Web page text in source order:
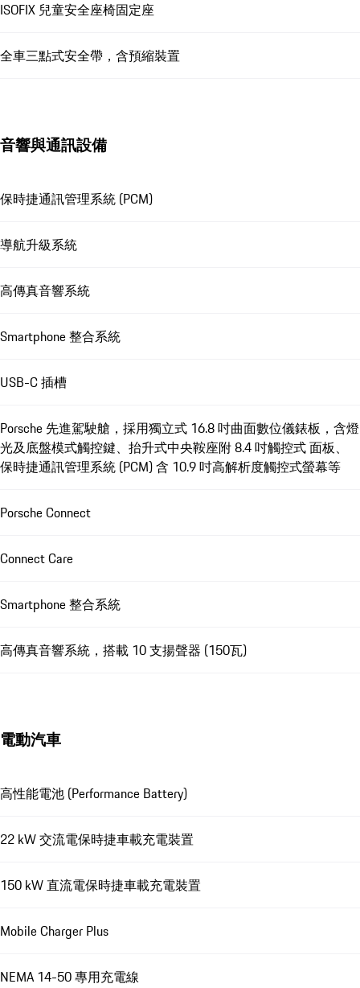
ISOFIX 兒童安全座椅固定座
全車三點式安全帶，含預縮裝置
音響與通訊設備
保時捷通訊管理系統 (PCM)
導航升級系統
高傳真音響系統
Smartphone 整合系統
USB-C 插槽
Porsche 先進駕駛艙，採用獨立式 16.8 吋曲面數位儀錶板，含燈
光及底盤模式觸控鍵、抬升式中央鞍座附 8.4 吋觸控式 面板、
保時捷通訊管理系統 (PCM) 含 10.9 吋高解析度觸控式螢幕等
Porsche Connect
Connect Care
Smartphone 整合系統
高傳真音響系統，搭載 10 支揚聲器 (150瓦)
電動汽車
高性能電池 (Performance Battery)
22 kW 交流電保時捷車載充電裝置
150 kW 直流電保時捷車載充電裝置
Mobile Charger Plus
NEMA 14-50 專用充電線